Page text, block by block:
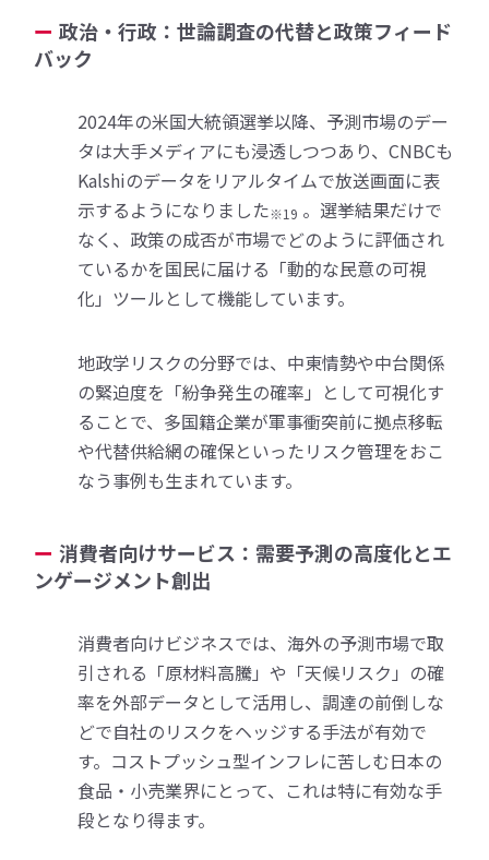
政治・行政：世論調査の代替と政策フィード
バック
2024年の米国大統領選挙以降、予測市場のデー
タは大手メディアにも浸透しつつあり、CNBCも
Kalshiのデータをリアルタイムで放送画面に表
示するようになりました※19 。選挙結果だけで
なく、政策の成否が市場でどのように評価され
ているかを国民に届ける「動的な民意の可視
化」ツールとして機能しています。
地政学リスクの分野では、中東情勢や中台関係
の緊迫度を「紛争発生の確率」として可視化す
ることで、多国籍企業が軍事衝突前に拠点移転
や代替供給網の確保といったリスク管理をおこ
なう事例も生まれています。
消費者向けサービス：需要予測の高度化とエ
ンゲージメント創出
消費者向けビジネスでは、海外の予測市場で取
引される「原材料高騰」や「天候リスク」の確
率を外部データとして活用し、調達の前倒しな
どで自社のリスクをヘッジする手法が有効で
す。コストプッシュ型インフレに苦しむ日本の
食品・小売業界にとって、これは特に有効な手
段となり得ます。